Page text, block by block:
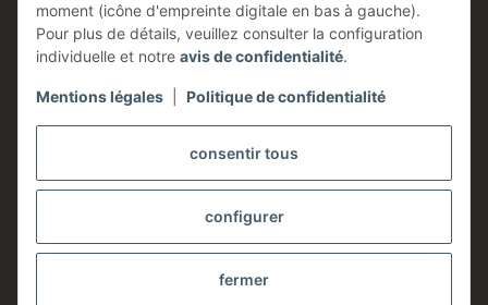
consentir tous
configurer
fermer
moment (icône d'empreinte digitale en bas à gauche).
Pour plus de détails, veuillez consulter la configuration
individuelle et notre avis de confidentialité.
Mentions légales Politique de confidentialité
Information
Légales
* Tous les prix sont indiqués hors taxes,